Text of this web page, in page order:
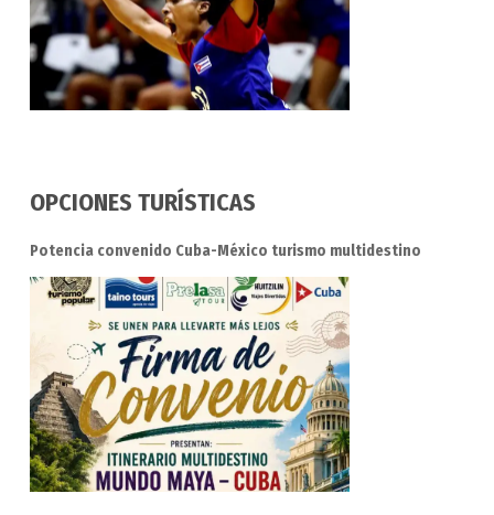
OPCIONES TURÍSTICAS
Potencia convenido Cuba-México turismo multidestino